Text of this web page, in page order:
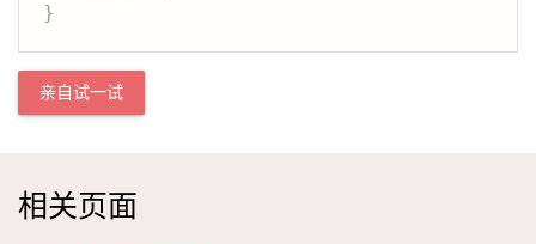
}
亲自试一试
相关页面